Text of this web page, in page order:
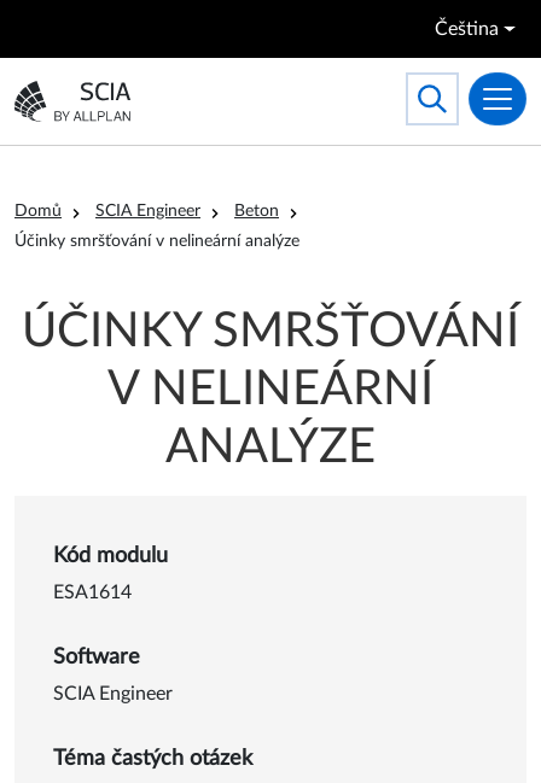
Čeština
Přejít na domovskou stránku
Toggle
Search
Drobečková navigace
Domů SCIA Engineer
Beton
Účinky smršťování v nelineární analýze
ÚČINKY SMRŠŤOVÁNÍ
V NELINEÁRNÍ
ANALÝZE
Detail o Účinky smršťování
Kód modulu
ESA1614
Software
SCIA Engineer
Téma častých otázek